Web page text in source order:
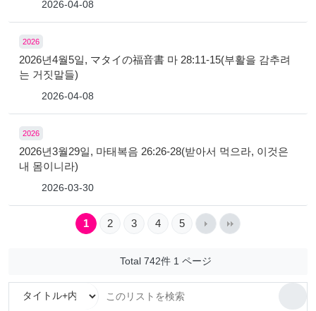
2026-04-08
2026
2026년4월5일, マタイの福音書 마 28:11-15(부활을 감추려
는 거짓말들)
2026-04-08
2026
2026년3월29일, 마태복음 26:26-28(받아서 먹으라, 이것은
내 몸이니라)
2026-03-30
1 2 3 4 5
Total 742件1 ページ